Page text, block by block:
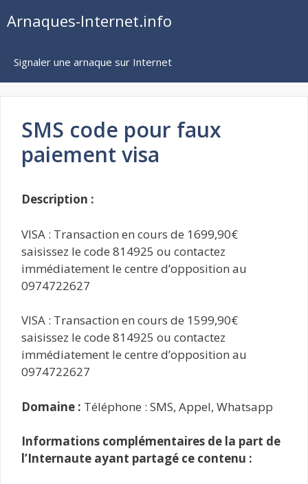
auArnaques-Internet.info
Signaler une arnaque sur Internet
SMS code pour faux
paiement visa
Description :
VISA : Transaction en cours de 1699,90€
saisissez le code 814925 ou contactez
immédiatement le centre d’opposition au
0974722627
VISA : Transaction en cours de 1599,90€
saisissez le code 814925 ou contactez
immédiatement le centre d’opposition au
0974722627
Domaine : Téléphone : SMS, Appel, Whatsapp
Informations complémentaires de la part de
l’Internaute ayant partagé ce contenu :